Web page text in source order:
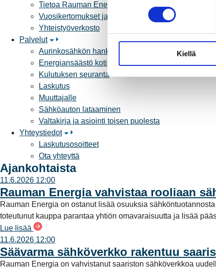
o
s
m
u
k
n
v
a
Kiellä
Tietoa Rauman Energiasta
Vuosikertomukset ja asiakaslehti
Yhteistyöverkosto
Palvelut
Aurinkosähkön hankinta
Energiansäästö kotitaloudessa
Kulutuksen seuranta
Laskutus
Muuttajalle
Sähköauton lataaminen
Valtakirja ja asiointi toisen puolesta
Yhteystiedot
Laskutusosoitteet
Ota yhteyttä
Ajankohtaista
11.6.2026 12:00
Rauman Energia vahvistaa rooliaan
Rauman Energia on ostanut lisää osuuksia
toteutunut kauppa parantaa yhtiön omavaraisuutta ja lisää
Lue lisää
11.6.2026 12:00
Säävarma sähköverkko rakentuu
Rauman Energia on vahvistanut saariston sähköverkkoa